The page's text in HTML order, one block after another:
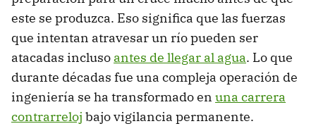
este se produzca. Eso significa que las fuerzas
que intentan atravesar un río pueden ser
atacadas incluso antes de llegar al agua. Lo que
durante décadas fue una compleja operación de
ingeniería se ha transformado en una carrera
contrarreloj bajo vigilancia permanente.